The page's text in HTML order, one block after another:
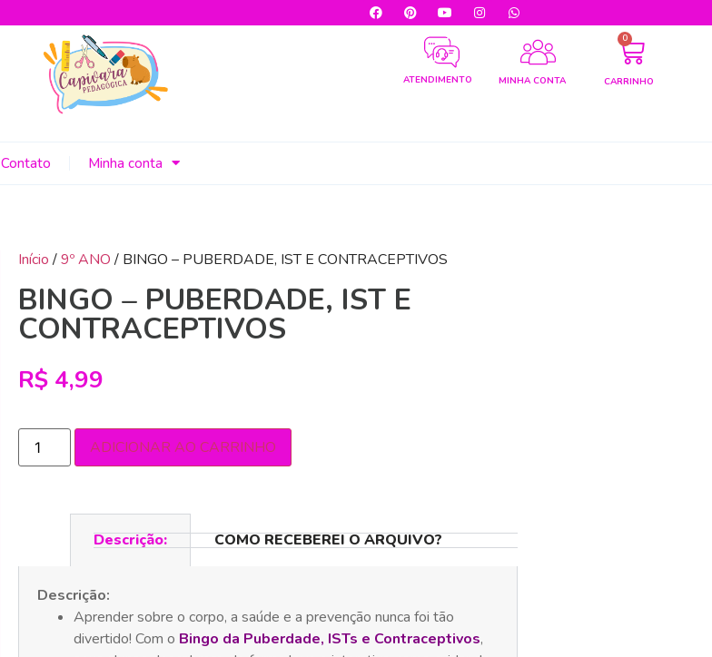
ATENDIMENTO MINHA CONTA
0
CARRINHO
Contato Minha conta
Início /9º ANO / BINGO – PUBERDADE, IST E CONTRACEPTIVOS
BINGO – PUBERDADE, IST E
CONTRACEPTIVOS
R$ 4,99
ADICIONAR AO CARRINHO
Descrição: COMO RECEBEREI O ARQUIVO?
Descrição:
Aprender sobre o corpo, a saúde e a prevenção nunca foi tão
divertido! Com o Bingo da Puberdade, ISTs e Contraceptivos,